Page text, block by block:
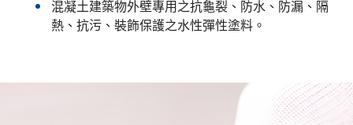
混凝土建築物外壁專用之抗龜裂、防水、防漏、隔
熱、抗污、裝飾保護之水性彈性塗料。